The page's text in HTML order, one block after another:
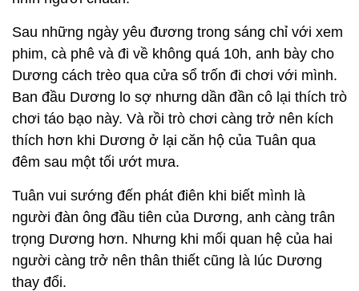
Sau những ngày yêu đương trong sáng chỉ với xem
phim, cà phê và đi về không quá 10h, anh bày cho
Dương cách trèo qua cửa sổ trốn đi chơi với mình.
Ban đầu Dương lo sợ nhưng dần đần cô lại thích trò
chơi táo bạo này. Và rồi trò chơi càng trở nên kích
thích hơn khi Dương ở lại căn hộ của Tuân qua
đêm sau một tối ướt mưa.
Tuân vui sướng đến phát điên khi biết mình là
người đàn ông đầu tiên của Dương, anh càng trân
trọng Dương hơn. Nhưng khi mối quan hệ của hai
người càng trở nên thân thiết cũng là lúc Dương
thay đổi.